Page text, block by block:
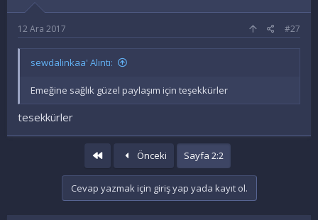
12 Ara 2017 #27
sewdalinkaa' Alıntı:
Emeğine sağlık güzel paylaşım için teşekkürler
tesekkürler
Önceki Sayfa 2:2
Cevap yazmak için giriş yap yada kayıt ol.